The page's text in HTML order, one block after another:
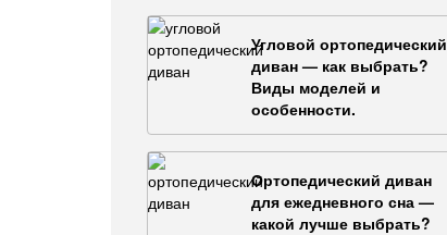
Угловой ортопедический
диван — как выбрать?
Виды моделей и
особенности.
Ортопедический диван
для ежедневного сна —
какой лучше выбрать?